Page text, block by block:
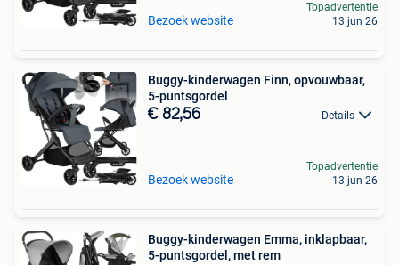
Bezoek website
Topadvertentie
13 jun 26
Buggy-kinderwagen Finn, opvouwbaar,
5-puntsgordel
€ 82,56 Details
Bezoek website
Topadvertentie
13 jun 26
Buggy-kinderwagen Emma, inklapbaar,
5-puntsgordel, met rem